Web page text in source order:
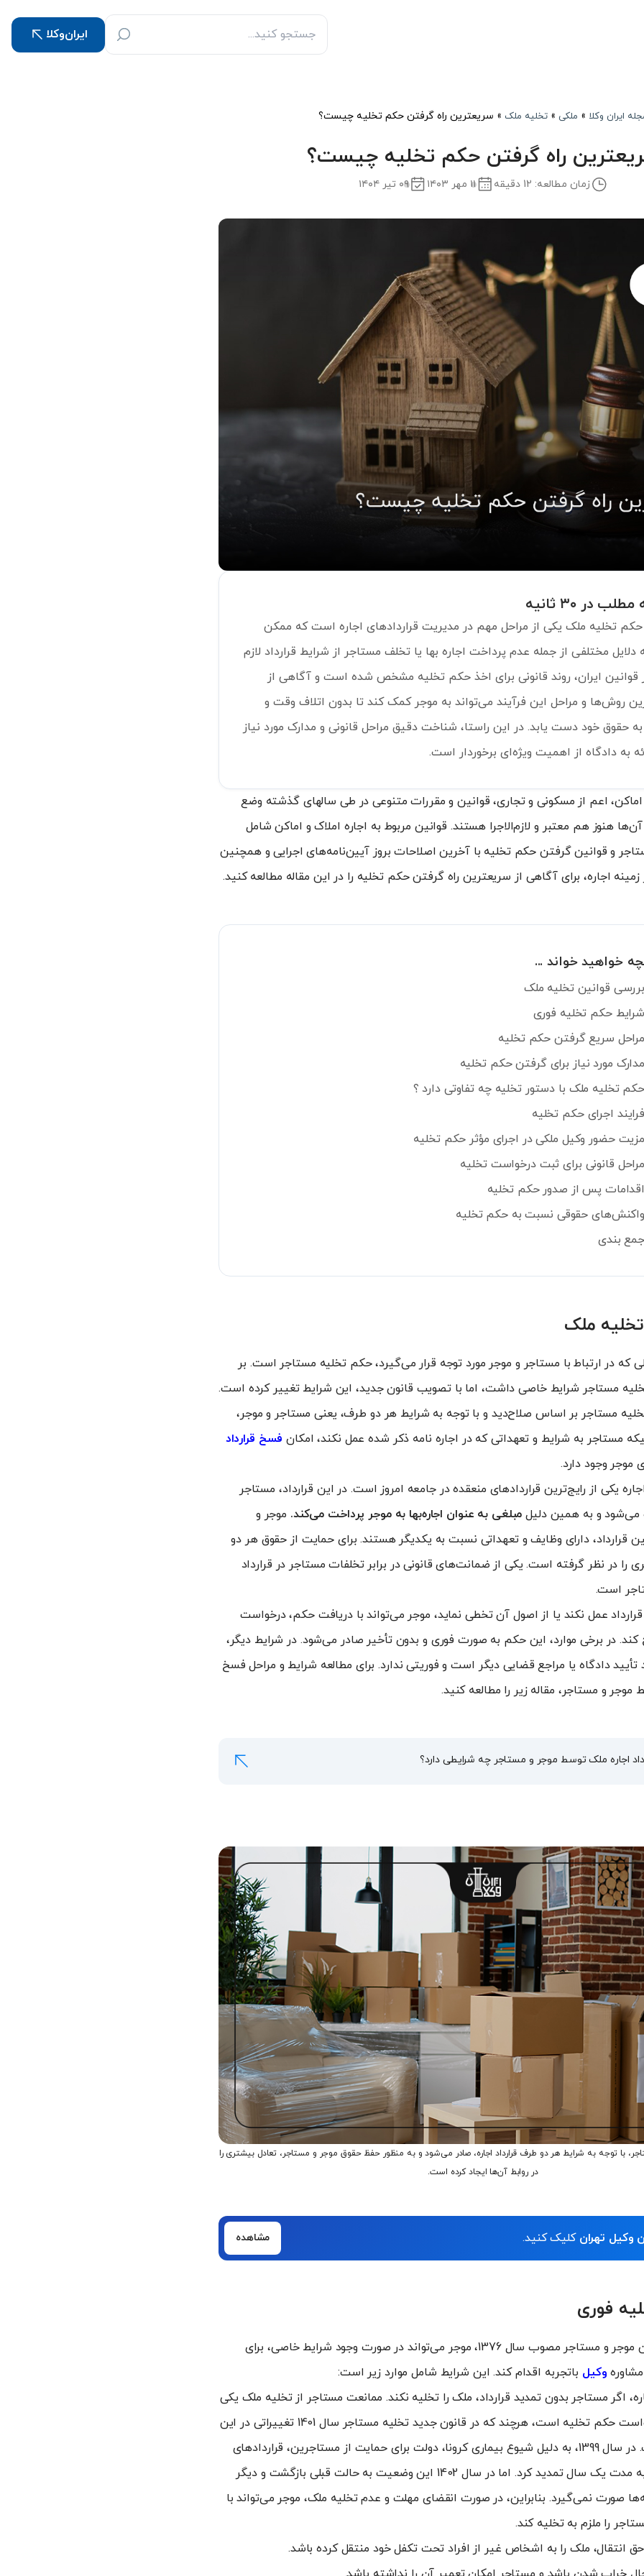
ایران‌وکلا
ایران وکلا » ملکی » تخلیه ملک » سریعترین راه گرفتن حکم تخلیه چیست؟
راه گرفتن حکم تخلیه چیست؟
زمان مطالعه: 12 دقیقه ۱۱ مهر ۱۴۰۳ ۰۹ تیر ۱۴۰۴
در ۳۰ ثانیه
تخلیه ملک یکی از مراحل مهم در مدیریت قراردادهای اجاره است که ممکن
مختلفی از جمله عدم پرداخت اجاره بها یا تخلف مستاجر از شرایط قرارداد لازم
قوانین ایران، روند قانونی برای اخذ حکم تخلیه مشخص شده است و آگاهی از
روش‌ها و مراحل این فرآیند می‌تواند به موجر کمک کند تا بدون اتلاف وقت و
به حقوق خود دست یابد. در این راستا، شناخت دقیق مراحل قانونی و مدارک مورد نیاز
به دادگاه از اهمیت ویژه‌ای برخوردار است.
اماکن، اعم از مسکونی و تجاری، قوانین و مقررات متنوعی در طی سالهای گذشته وضع
هنوز هم معتبر و لازم‌الاجرا هستند. قوانین مربوط به اجاره املاک و اماکن شامل
و قوانین گرفتن حکم تخلیه با آخرین اصلاحات بروز آیین‌نامه‌های اجرایی و همچنین
اجاره، برای آگاهی از سریعترین راه گرفتن حکم تخلیه را در این مقاله مطالعه کنید.
خواهید خواند ...
بررسی قوانین تخلیه ملک
شرایط حکم تخلیه فوری
مراحل سریع گرفتن حکم تخلیه
مدارک مورد نیاز برای گرفتن حکم تخلیه
حکم تخلیه ملک با دستور تخلیه چه تفاوتی دارد ؟
فرایند اجرای حکم تخلیه
مزیت حضور وکیل ملکی در اجرای مؤثر حکم تخلیه
مراحل قانونی برای ثبت درخواست تخلیه
اقدامات پس از صدور حکم تخلیه
واکنش‌های حقوقی نسبت به حکم تخلیه
جمع بندی
ملک
که در ارتباط با مستاجر و موجر مورد توجه قرار می‌گیرد، حکم تخلیه مستاجر است. بر
مستاجر شرایط خاصی داشت، اما با تصویب قانون جدید، این شرایط تغییر کرده است.
مستاجر بر اساس صلاح‌دید و با توجه به شرایط هر دو طرف، یعنی مستاجر و موجر،
مستاجر به شرایط و تعهداتی که در اجاره نامه ذکر شده عمل نکند، امکان فسخ قرارداد
موجر وجود دارد.
یکی از رایج‌ترین قراردادهای منعقده در جامعه امروز است. در این قرارداد، مستاجر
می‌شود و به همین دلیل مبلغی به عنوان اجاره‌بها به موجر پرداخت می‌کند. موجر و
قرارداد، دارای وظایف و تعهداتی نسبت به یکدیگر هستند. برای حمایت از حقوق هر دو
را در نظر گرفته است. یکی از ضمانت‌های قانونی در برابر تخلفات مستاجر در قرارداد
است.
عمل نکند یا از اصول آن تخطی نماید، موجر می‌تواند با دریافت حکم، درخواست
کند. در برخی موارد، این حکم به صورت فوری و بدون تأخیر صادر می‌شود. در شرایط دیگر،
دادگاه یا مراجع قضایی دیگر است و فوریتی ندارد. برای مطالعه شرایط و مراحل فسخ
موجر و مستاجر، مقاله زیر را مطالعه کنید.
اجاره ملک توسط موجر و مستاجر چه شرایطی دارد؟
با توجه به شرایط هر دو طرف قرارداد اجاره، صادر می‌شود و به منظور حفظ حقوق موجر و مستاجر، تعادل بیشتری را
در روابط آن‌ها ایجاد کرده است.
وکیل تهران کلیک کنید. مشاهده
فوری
بر اساس ماده 14 قانون موجر و مستاجر مصوب سال 1376، موجر می‌تواند در صورت وجود شرایط خاصی، برای
وکیل باتجربه اقدام کند. این شرایط شامل موارد زیر است:
اگر مستاجر بدون تمدید قرارداد، ملک را تخلیه نکند. ممانعت مستاجر از تخلیه ملک یکی
از دلایل رایج برای درخواست حکم تخلیه است، هرچند که در قانون جدید تخلیه مستاجر سال 1401 تغییراتی در این
زمینه ایجاد شده است. در سال 1399، به دلیل شیوع بیماری کرونا، دولت برای حمایت از مستاجرین، قراردادهای
اجاره را به‌طور خودکار به مدت یک سال تمدید کرد. اما در سال 1402 این وضعیت به حالت قبلی بازگشت و دیگر
صورت نمی‌گیرد. بنابراین، در صورت انقضای مهلت و عدم تخلیه ملک، موجر می‌تواند با
را ملزم به تخلیه کند.
انتقال، ملک را به اشخاص غیر از افراد تحت تکفل خود منتقل کرده باشد.